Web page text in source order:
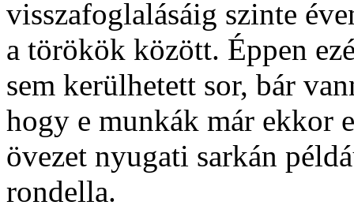
visszafoglalásáig szinte
a törökök között. Éppen
sem kerülhetett sor, bár
hogy e munkák már ekkor
övezet nyugati sarkán
rondella.